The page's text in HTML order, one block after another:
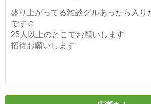
盛り上がってる雑談グルあったら入り
です☺️
25人以上のとこでお願いします
招待お願いします